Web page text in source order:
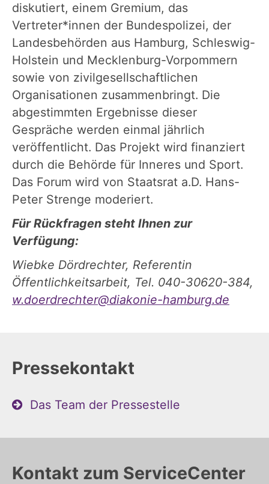
diskutiert, einem Gremium, das
Vertreter*innen der Bundespolizei, der
Landesbehörden aus Hamburg, Schleswig-
Holstein und Mecklenburg-Vorpommern
sowie von zivilgesellschaftlichen
Organisationen zusammenbringt. Die
abgestimmten Ergebnisse dieser
Gespräche werden einmal jährlich
veröffentlicht. Das Projekt wird finanziert
durch die Behörde für Inneres und Sport.
Das Forum wird von Staatsrat a.D. Hans-
Peter Strenge moderiert.
Für Rückfragen steht Ihnen zur
Verfügung:
Wiebke Dördrechter, Referentin
Öffentlichkeitsarbeit, Tel. 040-30620-384,
w.doerdrechter@diakonie-hamburg.de
Pressekontakt
Das Team der Pressestelle
Kontakt zum ServiceCenter